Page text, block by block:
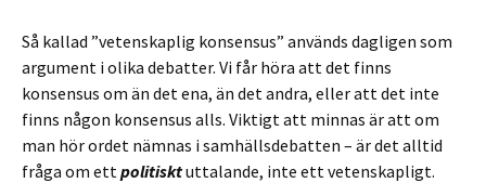
Så kallad ”vetenskaplig konsensus” används dagligen som
argument i olika debatter. Vi får höra att det finns
konsensus om än det ena, än det andra, eller att det inte
finns någon konsensus alls. Viktigt att minnas är att om
man hör ordet nämnas i samhällsdebatten – är det alltid
fråga om ettpolitisktuttalande, inte ett vetenskapligt.